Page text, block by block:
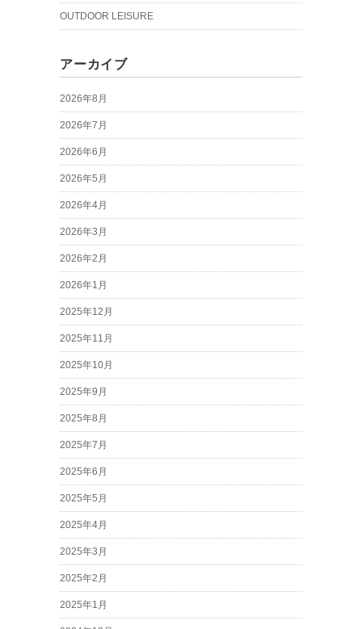
OUTDOOR LEISURE
アーカイブ
2026年8月
2026年7月
2026年6月
2026年5月
2026年4月
2026年3月
2026年2月
2026年1月
2025年12月
2025年11月
2025年10月
2025年9月
2025年8月
2025年7月
2025年6月
2025年5月
2025年4月
2025年3月
2025年2月
2025年1月